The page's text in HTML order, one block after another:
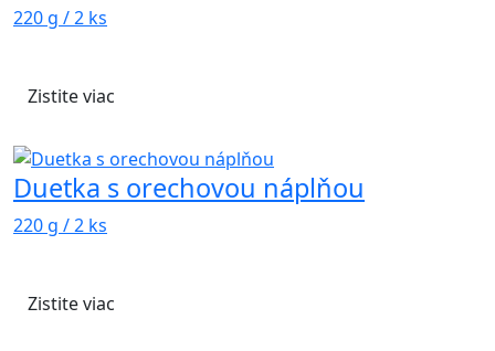
220 g / 2 ks
Zistite viac
Duetka s orechovou náplňou
220 g / 2 ks
Zistite viac